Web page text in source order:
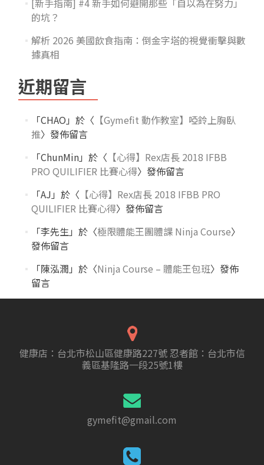
[新手指南] #4 新手如何避開那些「自以為在努力」
的坑？
解析 2026 美國飲食指南：倒金字塔的視覺衝擊與數
據真相
近期留言
「CHAO 」於〈 【Gymefit 動作教室】啞鈴上胸臥
推〉發佈留言
「ChunMin」於〈 【心得】Rex店長 2018 IFBB
PRO QUILIFIER 比賽心得〉發佈留言
「AJ 」於〈 【心得】Rex店長 2018 IFBB PRO
QUILIFIER 比賽心得〉發佈留言
「李先生」於〈極限體能王團體課 Ninja Course〉
發佈留言
「陳泓潤 」於〈Ninja Course – 體能王包班〉發佈
留言
健康店：台北市松山區健康路227號 忍者館：台北市信
義區基隆路一段25號1樓
gymefit@gmail.com